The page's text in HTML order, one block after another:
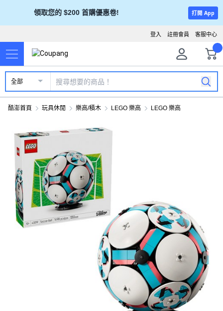
領取您的 $200 首購優惠卷! 打開 App
客服中心
註冊會員
登入
全部
酷澎首頁 玩具休閒 樂高/積木 LEGO 樂高 LEGO 樂高